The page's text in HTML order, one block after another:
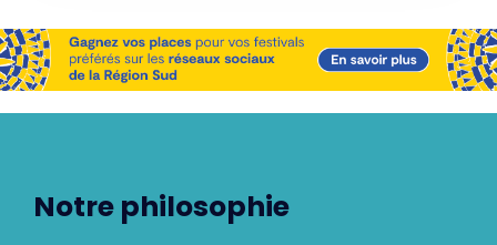
Notre philosophie